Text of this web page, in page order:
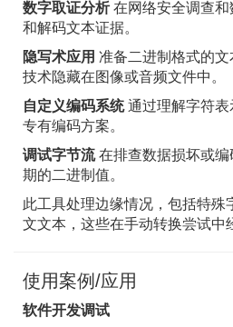
数字取证分析在网络安全调查
和解码文本证据。
隐写术应用 准备二进制格式的
技术隐藏在图像或音频文件中。
自定义编码系统通过理解字符表
专有编码方案。
调试字节流在排查数据损坏或
期的二进制值。
此工具处理边缘情况，包括特
文文本，这些在手动转换尝试中
使用案例/应用
软件开发调试